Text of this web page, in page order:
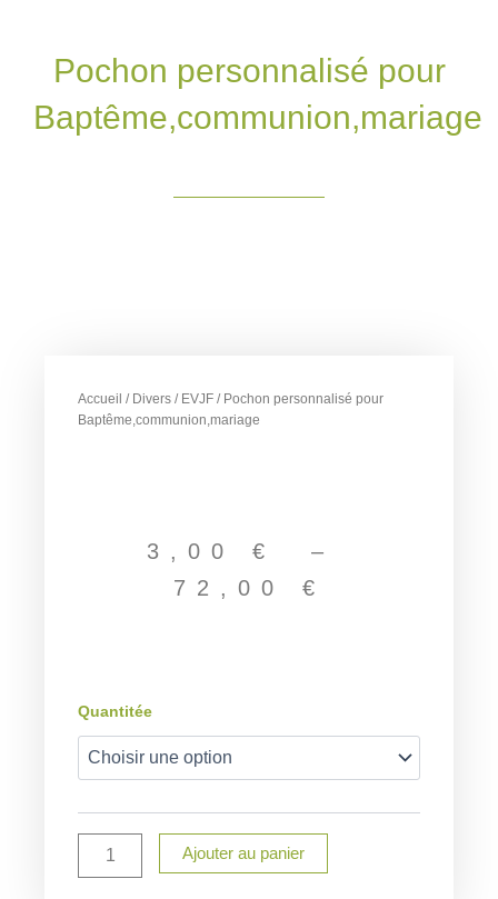
Pochon personnalisé pour
Baptême,communion,mariage
Accueil / Divers / EVJF / Pochon personnalisé pour
Baptême,communion,mariage
3,00 €
–
72,00 €
Quantitée
quantité
Pochon
Baptême,communion,mariage
Ajouter au panier